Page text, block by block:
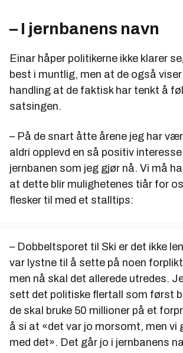
– I jernbanens navn
Einar håper politikerne ikke klarer
best i muntlig, men at de også
handling at de faktisk har tenkt å
satsingen.
– På de snart åtte årene jeg har
aldri opplevd en så positiv
jernbanen som jeg gjør nå. Vi må
at dette blir mulighetenes tiår for
flesker til med et stalltips:
– Dobbeltsporet til Ski er det ikke
var lystne til å sette på noen
men nå skal det allerede utredes.
sett det politiske flertall som først
de skal bruke 50 millioner på et
å si at «det var jo morsomt, men vi
med det». Det går jo i jernbanens